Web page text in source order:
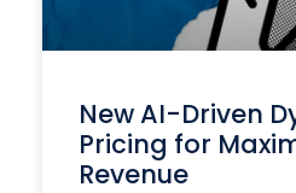
New AI-Driven
Pricing for
Revenue